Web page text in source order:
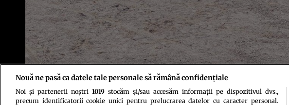
Foto: Shutterstock
Nouă ne pasă ca datele tale personale să rămână confidențiale
Noi și partenerii noștri 1019stocăm și/sau accesăm informații pe dispozitivul dvs.,
precum identificatorii cookie unici pentru prelucrarea datelor cu caracter personal.